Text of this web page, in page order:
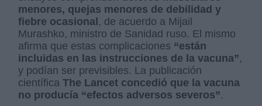
menores, quejas menores de debilidad y
fiebre ocasional, de acuerdo a Mijail
Murashko, ministro de Sanidad ruso. El mismo
afirma que estas complicaciones “están
incluidas en las instrucciones de la vacuna”,
y podían ser previsibles. La publicación
científicaThe Lancet concedió que la vacuna
no producía “efectos adversos severos”.